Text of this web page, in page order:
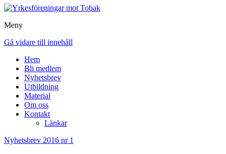
Meny
Gå vidare till innehåll
Hem
Bli medlem
Nyhetsbrev
Utbildning
Material
Om oss
Kontakt
Länkar
Nyhetsbrev 2016 nr 1